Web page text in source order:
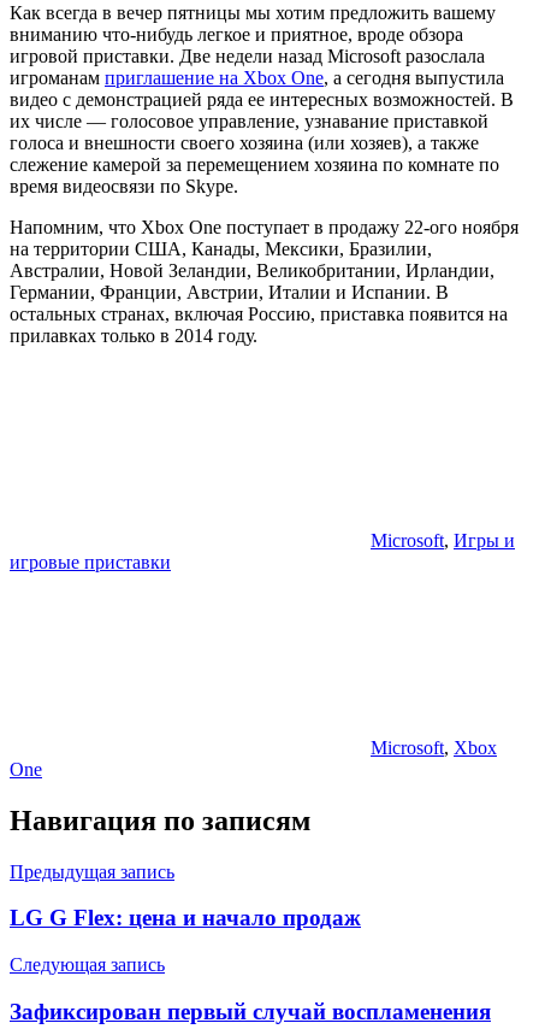
Как всегда в вечер пятницы мы хотим предложить вашему
вниманию что-нибудь легкое и приятное, вроде обзора
игровой приставки. Две недели назад Microsoft разослала
игроманам приглашение на Xbox One, а сегодня выпустила
видео с демонстрацией ряда ее интересных возможностей. В
их числе — голосовое управление, узнавание приставкой
голоса и внешности своего хозяина (или хозяев), а также
слежение камерой за перемещением хозяина по комнате по
время видеосвязи по Skype.
Напомним, что Xbox One поступает в продажу 22-ого ноября
на территории США, Канады, Мексики, Бразилии,
Австралии, Новой Зеландии, Великобритании, Ирландии,
Германии, Франции, Австрии, Италии и Испании. В
остальных странах, включая Россию, приставка появится на
прилавках только в 2014 году.
Microsoft, Игры и
игровые приставки
Microsoft, Xbox
One
Навигация по записям
Предыдущая запись
LG G Flex: цена и начало продаж
Следующая запись
Зафиксирован первый случай воспламенения